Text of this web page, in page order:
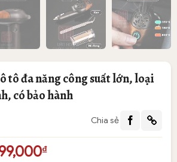
tô đa năng công suất lớn, loại
có bảo hành
Chia sẻ
₫